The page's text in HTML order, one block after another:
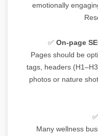
emotionally
✅ On-page
Pages should be
tags, headers
photos or nature
✅
Many wellness